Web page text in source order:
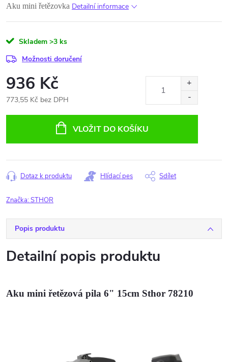
Aku mini řetězovka Detailní informace
Skladem >3 ks
Možnosti doručení
936 Kč
773,55 Kč bez DPH
VLOŽIT DO KOŠÍKU
Dotaz k produktu Hlídací pes Sdílet
Značka:STHOR
Popis produktu
Detailní popis produktu
Aku mini řetězová pila 6" 15cm Sthor 78210